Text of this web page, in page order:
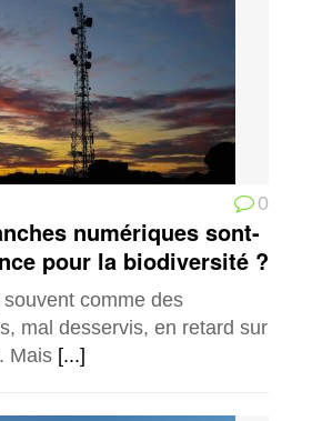
0
numériques sont-
pour la biodiversité ?
comme des
mal desservis, en retard sur
Mais [...]